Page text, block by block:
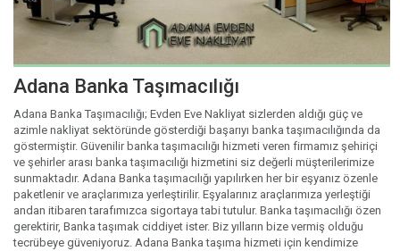
Adana Banka Taşımacılığı
Adana Banka Taşımacılığı; Evden Eve Nakliyat sizlerden aldığı güç ve
azimle nakliyat sektöründe gösterdiği başarıyı banka taşımacılığında da
göstermiştir. Güvenilir banka taşımacılığı hizmeti veren firmamız şehiriçi
ve şehirler arası banka taşımacılığı hizmetini siz değerli müşterilerimize
sunmaktadır. Adana Banka taşımacılığı yapılırken her bir eşyanız özenle
paketlenir ve araçlarımıza yerleştirilir. Eşyalarınız araçlarımıza yerleştiği
andan itibaren tarafımızca sigortaya tabi tutulur. Banka taşımacılığı özen
gerektirir, Banka taşımak ciddiyet ister. Biz yılların bize vermiş olduğu
tecrübeye güveniyoruz. Adana Banka taşıma hizmeti için kendimize